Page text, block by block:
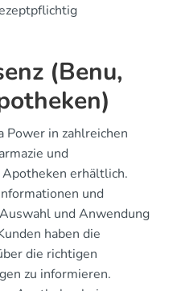
(Benu,
Power in zahlreichen
und
erhältlich.
und
und Anwendung
haben die
die richtigen
zu informieren.